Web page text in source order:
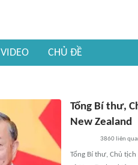
VIDEO CHỦ ĐỀ
Tổng Bí thư,
New Zealand
3860liên
Tổng Bí thư, Chủ